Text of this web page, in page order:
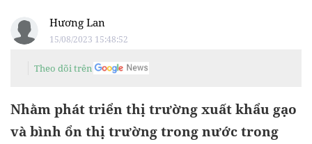
Hương Lan
15/08/2023 15:48:52
Theo dõi trên
Nhằm phát triển thị trường xuất khẩu gạo
và bình ổn thị trường trong nước trong